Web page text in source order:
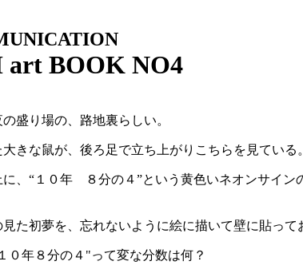
art BOOK NO4
盛り場の、路地裏らしい。
きな鼠が、後ろ足で立ち上がりこちらを見ている。
に、“１０年 ８分の４”という黄色いネオンサイン
た初夢を、忘れないように絵に描いて壁に貼って
０年８分の４"って変な分数は何？